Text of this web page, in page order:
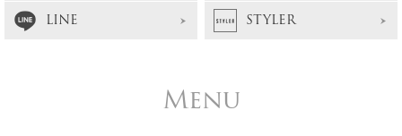
LINE
STYLER
Menu